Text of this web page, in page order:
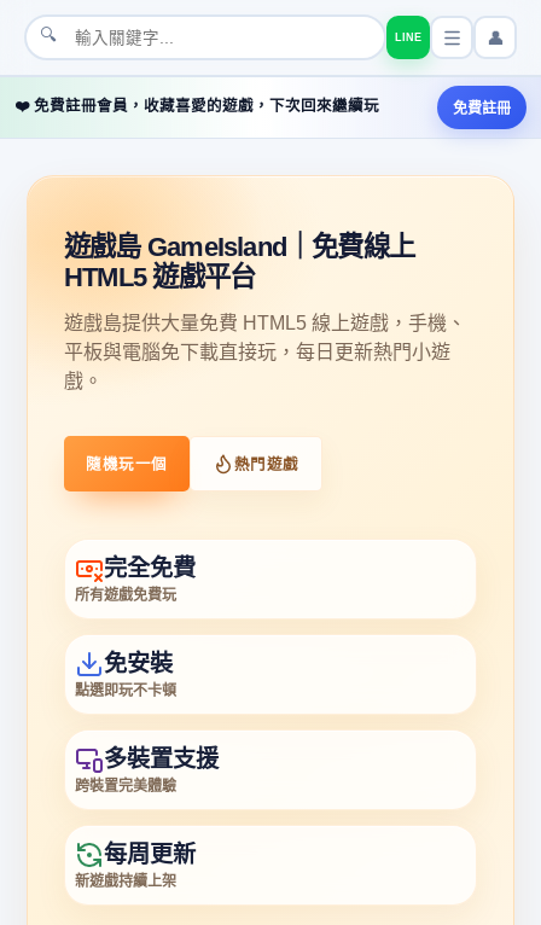
🔍 LINE 👤
❤️ 免費註冊會員，收藏喜愛的遊戲，下次回來繼續玩 免費註冊
遊戲島 GameIsland｜免費線上
HTML5 遊戲平台
遊戲島提供大量免費 HTML5 線上遊戲，手機、
平板與電腦免下載直接玩，每日更新熱門小遊
戲。
隨機玩一個 熱門遊戲
完全免費
所有遊戲免費玩
免安裝
點選即玩不卡頓
多裝置支援
跨裝置完美體驗
每周更新
新遊戲持續上架